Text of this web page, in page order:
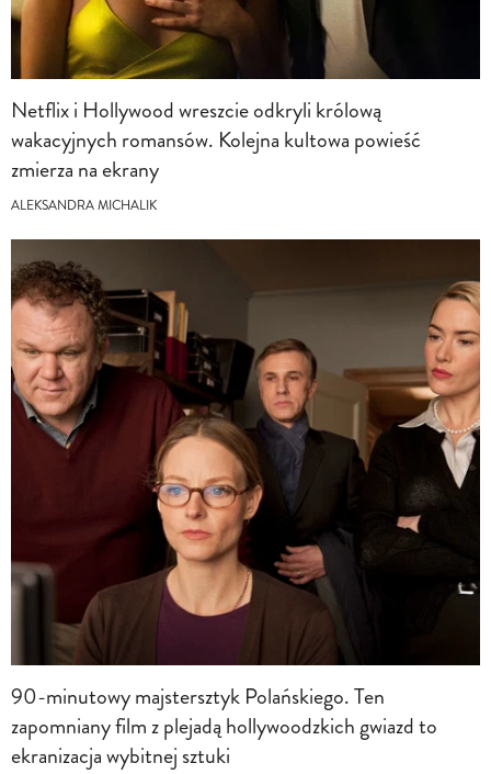
Netflix i Hollywood wreszcie odkryli królową
wakacyjnych romansów. Kolejna kultowa powieść
zmierza na ekrany
ALEKSANDRA MICHALIK
90-minutowy majstersztyk Polańskiego. Ten
zapomniany film z plejadą hollywoodzkich gwiazd to
ekranizacja wybitnej sztuki